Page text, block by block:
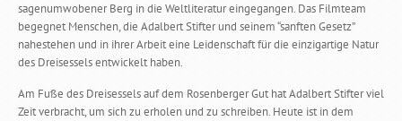
sagenumwobener Berg in die Weltliteratur eingegangen. Das Filmteam
begegnet Menschen, die Adalbert Stifter und seinem “sanften Gesetz”
nahestehen und in ihrer Arbeit eine Leidenschaft für die einzigartige Natur
des Dreisessels entwickelt haben.
Am Fuße des Dreisessels auf dem Rosenberger Gut hat Adalbert Stifter viel
Zeit verbracht, um sich zu erholen und zu schreiben. Heute ist in dem